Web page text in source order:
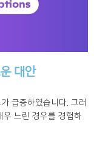
대안
급증하였습니다. 그러
느린 경우를 경험하